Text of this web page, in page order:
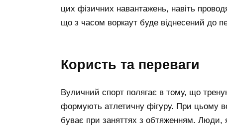
цих фізичних навантажень, навіть
що з часом воркаут буде віднесений до
користь та переваги
Вуличний спорт полягає в тому, що
формують атлетичну фігуру. При цьому
буває при заняттях з обтяженням.